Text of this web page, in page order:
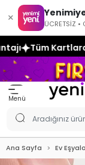
× ÜCRETSİZ
Taksit Kapıda
Menü
Ana Sayfa Ev